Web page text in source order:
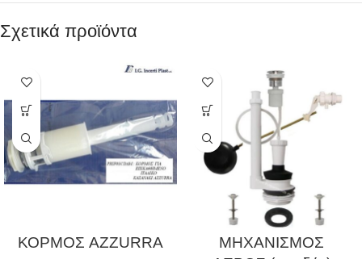
Σχετικά προϊόντα
ΚΟΡΜΟΣ AZZURRA
ΜΗΧΑΝΙΣΜΟΣ